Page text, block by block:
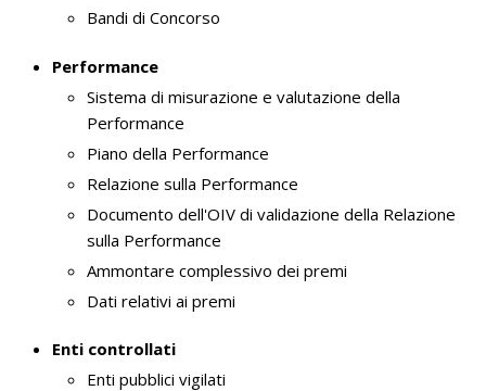
Bandi di Concorso
Performance
Sistema di misurazione e valutazione della
Performance
Piano della Performance
Relazione sulla Performance
Documento dell'OIV di validazione della Relazione
sulla Performance
Ammontare complessivo dei premi
Dati relativi ai premi
Enti controllati
Enti pubblici vigilati